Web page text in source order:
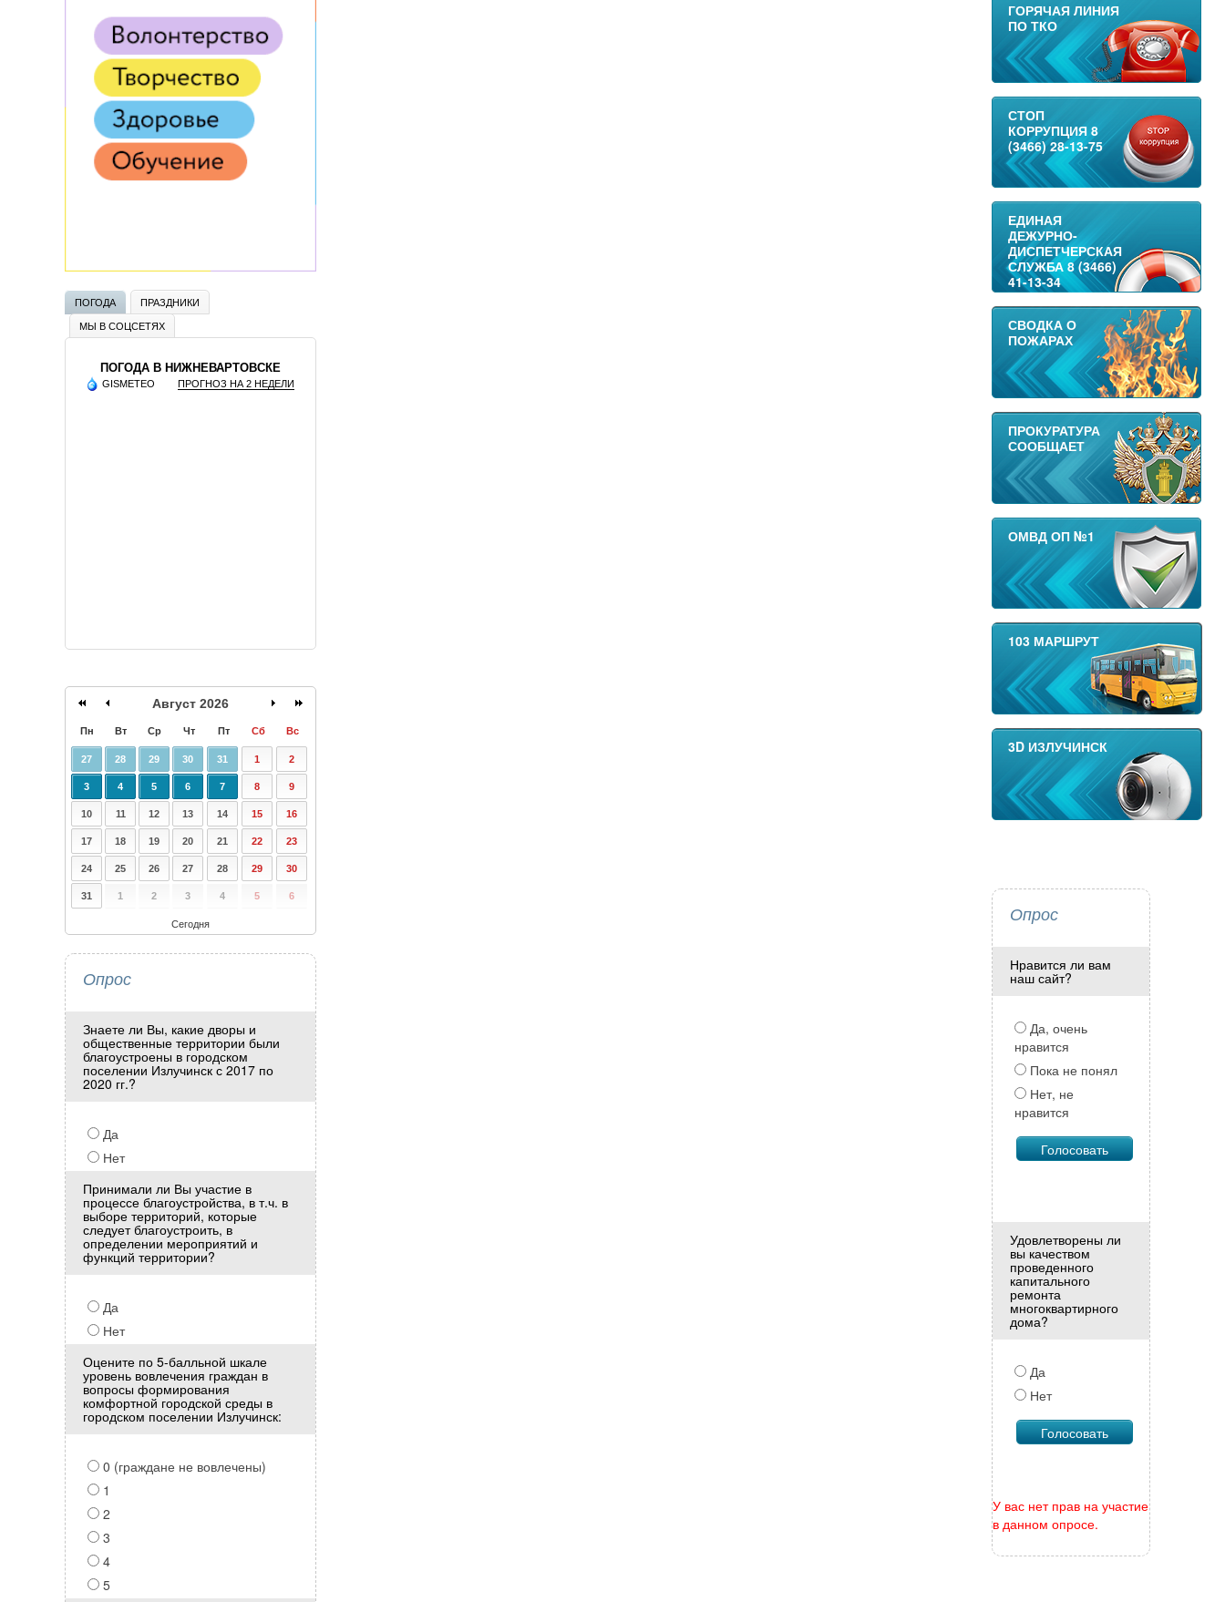
ПОГОДА
ПРАЗДНИКИ
МЫ В СОЦСЕТЯХ
ПОГОДА В НИЖНЕВАРТОВСКЕ
GISMETEO ПРОГНОЗ НА 2 НЕДЕЛИ
Август 2026
Пн Вт Ср Чт Пт Сб Вс
27 28 29 30 31 1 2
3 4 5 6 7 8 9
10 11 12 13 14 15 16
17 18 19 20 21 22 23
24 25 26 27 28 29 30
31 1 2 3 4 5 6
Сегодня
Опрос
Знаете ли Вы, какие дворы и
общественные территории были
благоустроены в городском
поселении Излучинск с 2017 по
2020 гг.?
Да
Нет
Принимали ли Вы участие в
процессе благоустройства, в т.ч. в
выборе территорий, которые
следует благоустроить, в
определении мероприятий и
функций территории?
Да
Нет
Оцените по 5-балльной шкале
уровень вовлечения граждан в
вопросы формирования
комфортной городской среды в
городском поселении Излучинск:
0 (граждане не вовлечены)
1
2
3
4
5
ГОРЯЧАЯ ЛИНИЯ
ПО ТКО
СТОП
КОРРУПЦИЯ 8
(3466) 28-13-75
ЕДИНАЯ
ДЕЖУРНО-
ДИСПЕТЧЕРСКАЯ
СЛУЖБА 8 (3466)
41-13-34
СВОДКА О
ПОЖАРАХ
ПРОКУРАТУРА
СООБЩАЕТ
ОМВД ОП №1
103 МАРШРУТ
3D ИЗЛУЧИНСК
Опрос
Нравится ли вам
наш сайт?
Да, очень
нравится
Пока не понял
Нет, не
нравится
Удовлетворены ли
вы качеством
проведенного
капитального
ремонта
многоквартирного
дома?
Да
Нет
У вас нет прав на участие
в данном опросе.